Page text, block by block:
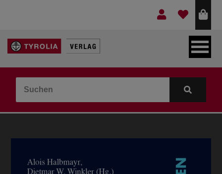
LEBEN & GLAUBE
KINDER- & JUGENDBUCH